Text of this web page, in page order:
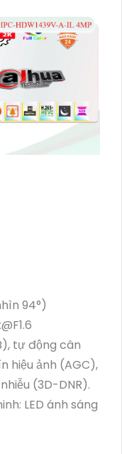
94°)
tự động cân
hiệu ảnh (AGC),
(3D-DNR).
LED ánh sáng